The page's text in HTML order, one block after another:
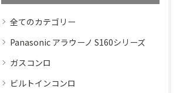
全てのカテゴリー
Panasonic アラウーノ S160シリーズ
ガスコンロ
ビルトインコンロ